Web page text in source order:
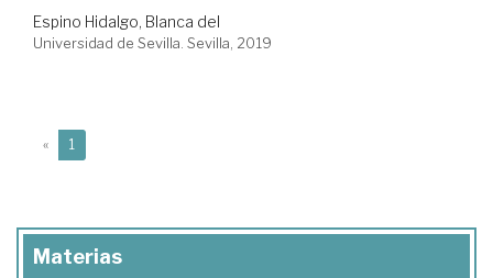
Espino Hidalgo, Blanca del
Universidad de Sevilla. Sevilla, 2019
« 1
Materias